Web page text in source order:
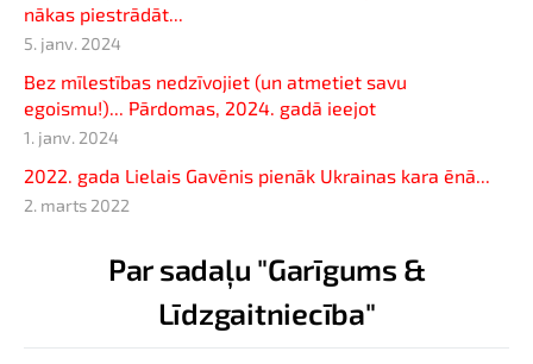
nākas piestrādāt...
5. janv. 2024
Bez mīlestības nedzīvojiet (un atmetiet savu
egoismu!)... Pārdomas, 2024. gadā ieejot
1. janv. 2024
2022. gada Lielais Gavēnis pienāk Ukrainas kara ēnā...
2. marts 2022
Par sadaļu "Garīgums &
Līdzgaitniecība"